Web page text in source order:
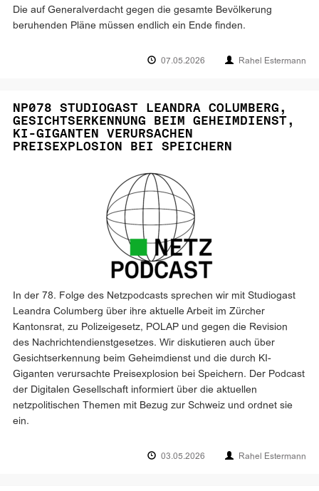
Die auf Generalverdacht gegen die gesamte Bevölkerung
beruhenden Pläne müssen endlich ein Ende finden.
07.05.2026 Rahel Estermann
NP078 STUDIOGAST LEANDRA COLUMBERG,
GESICHTSERKENNUNG BEIM GEHEIMDIENST,
KI-GIGANTEN VERURSACHEN
PREISEXPLOSION BEI SPEICHERN
In der 78. Folge des Netzpodcasts sprechen wir mit Studiogast
Leandra Columberg über ihre aktuelle Arbeit im Zürcher
Kantonsrat, zu Polizeigesetz, POLAP und gegen die Revision
des Nachrichtendienstgesetzes. Wir diskutieren auch über
Gesichtserkennung beim Geheimdienst und die durch KI-
Giganten verursachte Preisexplosion bei Speichern. Der Podcast
der Digitalen Gesellschaft informiert über die aktuellen
netzpolitischen Themen mit Bezug zur Schweiz und ordnet sie
ein.
03.05.2026 Rahel Estermann